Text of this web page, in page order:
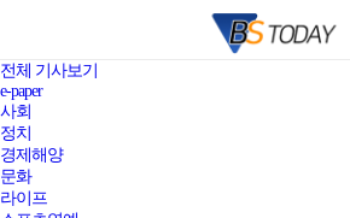
전체 기사보기
e-paper
사회
정치
경제해양
문화
라이프